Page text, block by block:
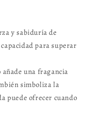
y sabiduría de
para superar
añade una fragancia
simboliza la
puede ofrecer cuando